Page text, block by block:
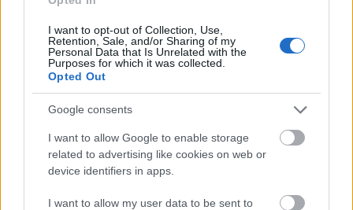
I want to opt-out of Collection, Use,
Retention, Sale, and/or Sharing of my
Personal Data that Is Unrelated with the
Purposes for which it was collected.
Opted Out
Google consents
I want to allow Google to enable storage
related to advertising like cookies on web or
device identifiers in apps.
I want to allow my user data to be sent to
létrehozták azedX-et, melyben már ősszel újabb
kurzusok várhatók.
Valószínűleg ezek között is lesz olyan, mely a
robotikához kapcsolható.
Az alábbi film a kurzus előadóinak tapasztalairól
szól, öröm hallgatni a lelkesedésüket és a
hozzáértésüket.